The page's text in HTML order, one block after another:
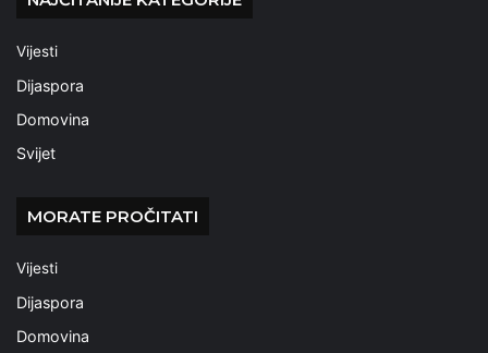
Vijesti
Dijaspora
Domovina
Svijet
MORATE PROČITATI
Vijesti
Dijaspora
Domovina